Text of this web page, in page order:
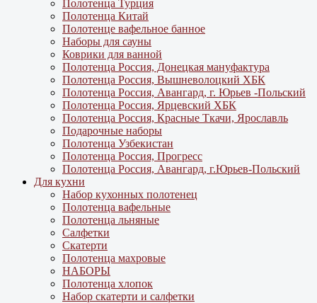
Полотенца Турция
Полотенца Китай
Полотенце вафельное банное
Наборы для сауны
Коврики для ванной
Полотенца Россия, Донецкая мануфактура
Полотенца Россия, Вышневолоцкий ХБК
Полотенца Россия, Авангард, г. Юрьев -Польский
Полотенца Россия, Ярцевский ХБК
Полотенца Россия, Красные Ткачи, Ярославль
Подарочные наборы
Полотенца Узбекистан
Полотенца Россия, Прогресс
Полотенца Россия, Авангард, г.Юрьев-Польский
Для кухни
Набор кухонных полотенец
Полотенца вафельные
Полотенца льняные
Салфетки
Скатерти
Полотенца махровые
НАБОРЫ
Полотенца хлопок
Набор скатерти и салфетки